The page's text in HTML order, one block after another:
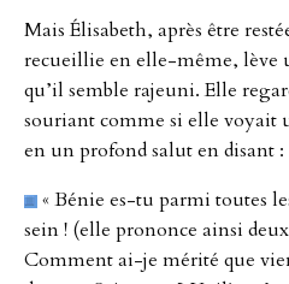
Mais Élisabeth, après être
recueillie en elle-même, lève
qu’il semble rajeuni. Elle
souriant comme si elle voyait
en un profond salut en disant :
« Bénie es-tu parmi toutes
sein ! (elle prononce ainsi
Comment ai-je mérité que